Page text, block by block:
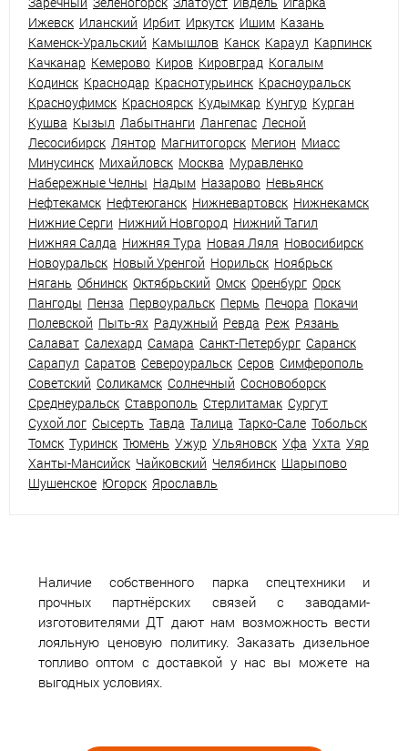
Ижевск Иланский Ирбит Иркутск Ишим Казань
Каменск-Уральский Камышлов Канск Караул Карпинск
Качканар Кемерово Киров Кировград Когалым
Кодинск Краснодар Краснотурьинск Красноуральск
Красноуфимск Красноярск Кудымкар Кунгур Курган
Кушва Кызыл Лабытнанги Лангепас Лесной
Лесосибирск Лянтор Магнитогорск Мегион Миасс
Минусинск Михайловск Москва Муравленко
Набережные Челны Надым Назарово Невьянск
Нефтекамск Нефтеюганск Нижневартовск Нижнекамск
Нижние Серги Нижний Новгород Нижний Тагил
Нижняя Салда Нижняя Тура Новая Ляля Новосибирск
Новоуральск Новый Уренгой Норильск Ноябрьск
Нягань Обнинск Октябрьский Омск Оренбург Орск
Пангоды Пенза Первоуральск Пермь Печора Покачи
Полевской Пыть-ях Радужный Ревда Реж Рязань
Салават Салехард Самара Санкт-Петербург Саранск
Сарапул Саратов Североуральск Серов Симферополь
Советский Соликамск Солнечный Сосновоборск
Среднеуральск Ставрополь Стерлитамак Сургут
Сухой лог Сысерть Тавда Талица Тарко-Сале Тобольск
Томск Туринск Тюмень Ужур Ульяновск Уфа Ухта Уяр
Ханты-Мансийск Чайковский Челябинск Шарыпово
Шушенское Югорск Ярославль
Наличие собственного парка спецтехники и
прочных партнёрских связей с заводами-
изготовителями ДТ дают нам возможность вести
лояльную ценовую политику. Заказать дизельное
топливо оптом с доставкой у нас вы можете на
выгодных условиях.